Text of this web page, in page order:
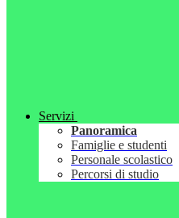
Servizi
Panoramica
Famiglie e studenti
Personale scolastico
Percorsi di studio